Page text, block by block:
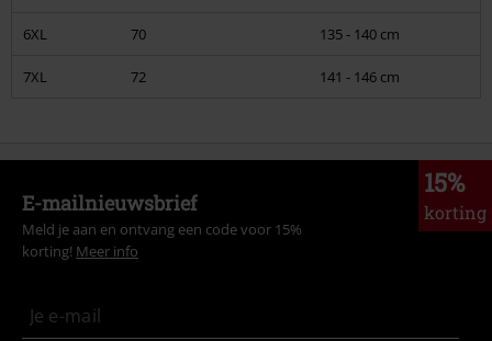
6XL 70 135 - 140 cm
7XL 72 141 - 146 cm
15%
korting
E-mailnieuwsbrief
Meld je aan en ontvang een code voor 15%
korting! Meer info